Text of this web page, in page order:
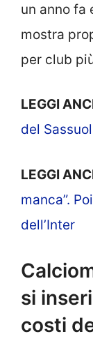
un anno fa
mostra
per club
LEGGI
del
LEGGI
manca”.
dell’Inter
si
costi